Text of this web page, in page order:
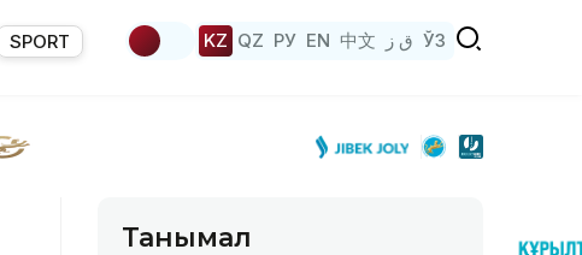
SPORT KZ QZ РУ EN 中文 ق ز ЎЗ
Танымал